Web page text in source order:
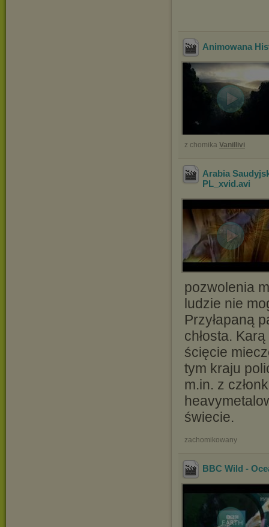
Animowana
z chomika Vanillivi
Arabia
PL_xvid.avi
pozwolenia
ludzie nie
Przyłapaną
chłosta.
ścięcie
tym kraju
m.in. z
świecie.
zachomikowany
BBC Wild -